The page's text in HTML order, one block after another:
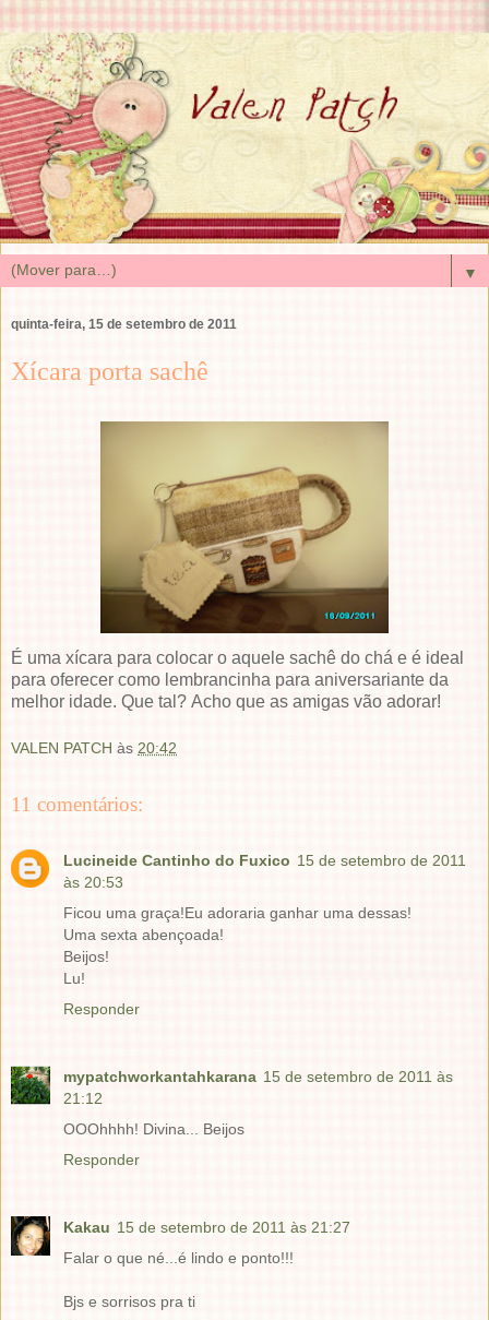
▼
quinta-feira, 15 de setembro de 2011
Xícara porta sachê
É uma xícara para colocar o aquele sachê do chá e é ideal
para oferecer como lembrancinha para aniversariante da
melhor idade. Que tal? Acho que as amigas vão adorar!
VALEN PATCH às 20:42
11 comentários:
Lucineide Cantinho do Fuxico 15 de setembro de 2011
às 20:53
Ficou uma graça!Eu adoraria ganhar uma dessas!
Uma sexta abençoada!
Beijos!
Lu!
Responder
mypatchworkantahkarana 15 de setembro de 2011 às
21:12
OOOhhhh! Divina... Beijos
Responder
Kakau 15 de setembro de 2011 às 21:27
Falar o que né...é lindo e ponto!!!
Bjs e sorrisos pra ti